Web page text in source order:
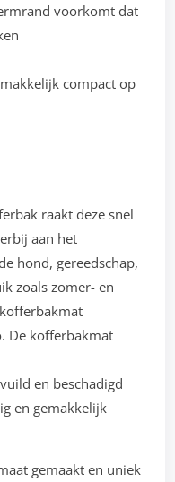
voorkomt dat
compact op
raakt deze snel
aan het
hond, gereedschap,
zoals zomer- en
De kofferbakmat
en beschadigd
en gemakkelijk
gemaakt en uniek